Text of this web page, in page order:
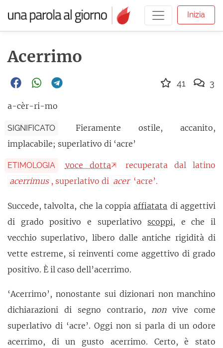
Inizia
Acerrimo
a-cèr-ri-mo
SIGNIFICATO
Fieramente ostile, accanito,
implacabile; superlativo di ‘acre’
ETIMOLOGIA voce dotta
recuperata dal latino
acerrimus , superlativo di acer ‘acre’.
Succede, talvolta, che la coppiaaffiatata di aggettivi
di grado positivo e superlativo scoppi, e che il
vecchio superlativo, libero dalle antiche rigidità di
vette estreme, si reinventi come aggettivo di grado
positivo. È il caso dell’acerrimo.
‘Acerrimo’, nonostante sui dizionari non manchino
dichiarazioni di segno contrario,nonvive come
superlativo di ‘acre’. Oggi non si parla di un odore
acerrimo, di un gusto acerrimo. Certo, è stato
41 3